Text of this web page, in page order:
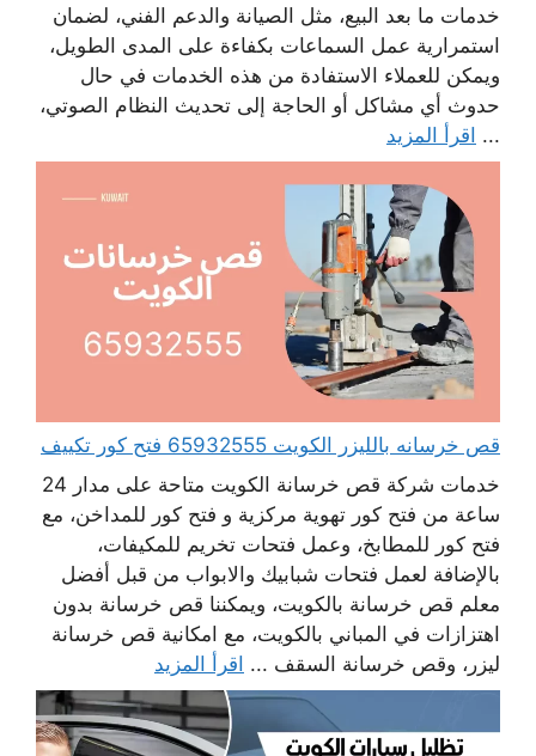
خدمات ما بعد البيع، مثل الصيانة والدعم الفني، لضمان
استمرارية عمل السماعات بكفاءة على المدى الطويل،
ويمكن للعملاء الاستفادة من هذه الخدمات في حال
حدوث أي مشاكل أو الحاجة إلى تحديث النظام الصوتي،
... اقرأ المزيد
قص خرسانه بالليزر الكويت 65932555 فتح كور تكييف
خدمات شركة قص خرسانة الكويت متاحة على مدار 24
ساعة من فتح كور تهوية مركزية و فتح كور للمداخن، مع
فتح كور للمطابخ، وعمل فتحات تخريم للمكيفات،
بالإضافة لعمل فتحات شبابيك والابواب من قبل أفضل
معلم قص خرسانة بالكويت، ويمكننا قص خرسانة بدون
اهتزازات في المباني بالكويت، مع امكانية قص خرسانة
ليزر، وقص خرسانة السقف ... اقرأ المزيد